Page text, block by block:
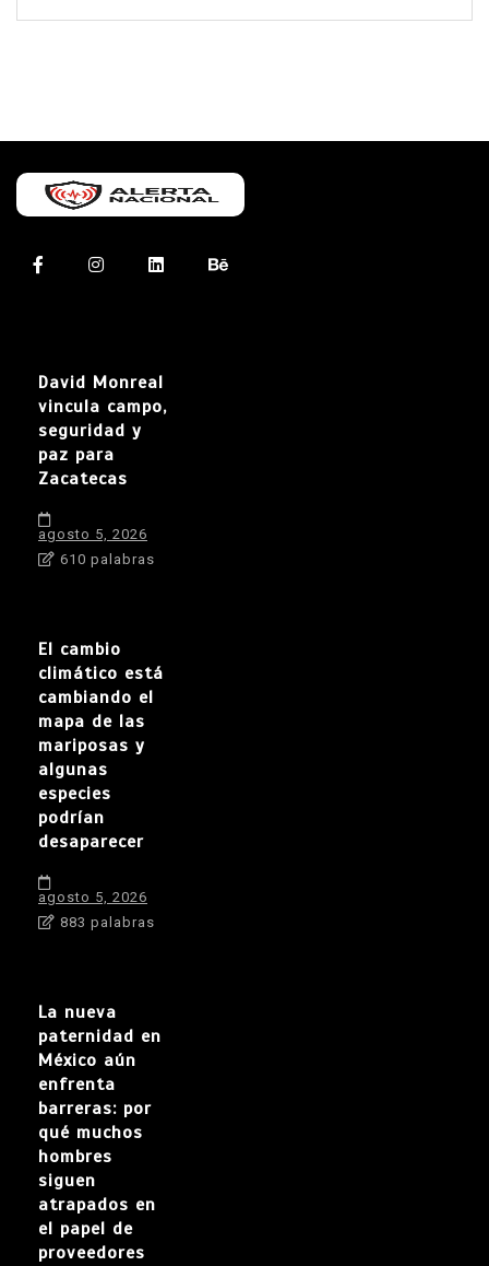
David Monreal
vincula campo,
seguridad y
paz para
Zacatecas
agosto 5, 2026
610 palabras
El cambio
climático está
cambiando el
mapa de las
mariposas y
algunas
especies
podrían
desaparecer
agosto 5, 2026
883 palabras
La nueva
paternidad en
México aún
enfrenta
barreras: por
qué muchos
hombres
siguen
atrapados en
el papel de
proveedores